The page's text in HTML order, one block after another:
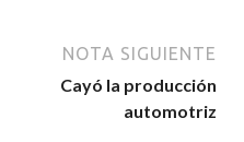
NOTA SIGUIENTE
Cayó la producción
automotriz